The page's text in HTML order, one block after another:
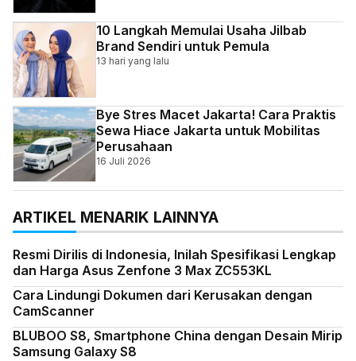
10 Langkah Memulai Usaha Jilbab
Brand Sendiri untuk Pemula
13 hari yang lalu
Bye Stres Macet Jakarta! Cara Praktis
Sewa Hiace Jakarta untuk Mobilitas
Perusahaan
16 Juli 2026
ARTIKEL MENARIK LAINNYA
Resmi Dirilis di Indonesia, Inilah Spesifikasi Lengkap
dan Harga Asus Zenfone 3 Max ZC553KL
Cara Lindungi Dokumen dari Kerusakan dengan
CamScanner
BLUBOO S8, Smartphone China dengan Desain Mirip
Samsung Galaxy S8